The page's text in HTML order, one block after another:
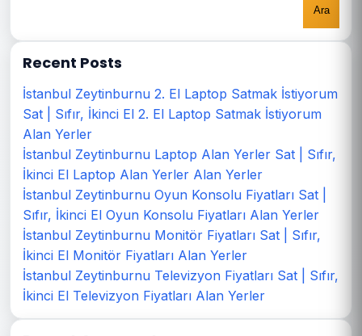
Ara
Recent Posts
İstanbul Zeytinburnu 2. El Laptop Satmak İstiyorum
Sat | Sıfır, İkinci El 2. El Laptop Satmak İstiyorum
Alan Yerler
İstanbul Zeytinburnu Laptop Alan Yerler Sat | Sıfır,
İkinci El Laptop Alan Yerler Alan Yerler
İstanbul Zeytinburnu Oyun Konsolu Fiyatları Sat |
Sıfır, İkinci El Oyun Konsolu Fiyatları Alan Yerler
İstanbul Zeytinburnu Monitör Fiyatları Sat | Sıfır,
İkinci El Monitör Fiyatları Alan Yerler
İstanbul Zeytinburnu Televizyon Fiyatları Sat | Sıfır,
İkinci El Televizyon Fiyatları Alan Yerler